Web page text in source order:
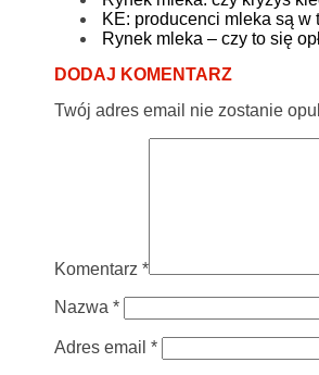
KE: producenci mleka są
Rynek mleka – czy to się
DODAJ KOMENTARZ
Twój adres email nie zostanie
Komentarz *
Nazwa *
Adres email *